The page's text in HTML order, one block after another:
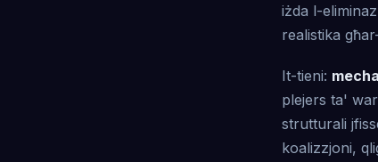
iżda l-
realistika
It-tieni:
plejers ta'
strutturali
koalizzjoni,